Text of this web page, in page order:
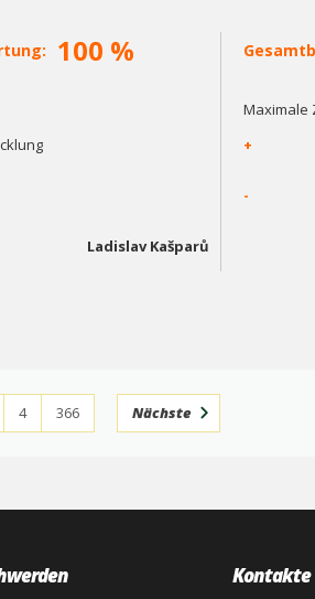
100 %
Ladislav Kašparů
Maximale
+
-
4 366 Nächste
Kontakte